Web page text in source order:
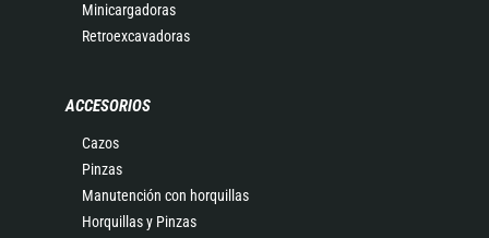
Minicargadoras
Retroexcavadoras
ACCESORIOS
Cazos
Pinzas
Manutención con horquillas
Horquillas y Pinzas